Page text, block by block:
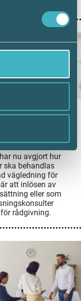
vid inlösen
nu avgjort hur
ska behandlas
vägledning för
att inlösen av
eller som
rådgivning.